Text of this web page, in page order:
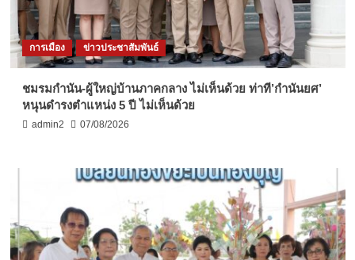
การเมือง ข่าวประชาสัมพันธ์
ชมรมกำนัน-ผู้ใหญ่บ้านภาคกลาง ไม่เห็นด้วย ท่าที’กำนันยศ’
หนุนดำรงตำแหน่ง 5 ปี ไม่เห็นด้วย
admin2 07/08/2026